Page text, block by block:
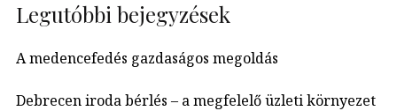
Legutóbbi bejegyzések
A medencefedés gazdaságos megoldás
Debrecen iroda bérlés – a megfelelő üzleti környezet